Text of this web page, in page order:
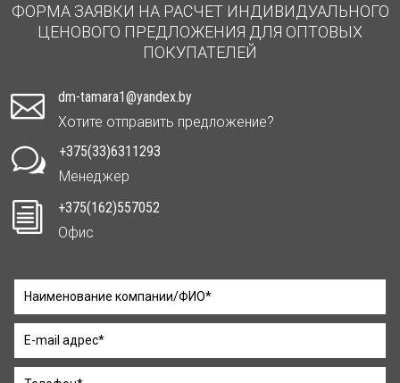
ФОРМА ЗАЯВКИ НА РАСЧЕТ ИНДИВИДУАЛЬНОГО
ЦЕНОВОГО ПРЕДЛОЖЕНИЯ ДЛЯ ОПТОВЫХ
ПОКУПАТЕЛЕЙ

dm-tamara1@yandex.by
Хотите отправить предложение?
w
+375(33)6311293
Менеджер
i
+375(162)557052
Офис